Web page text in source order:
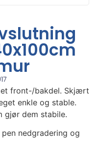
front-/bakdel. Skjært
enkle og stable.
gjør dem stabile.
nedgradering og